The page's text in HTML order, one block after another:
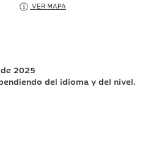
VER MAPA
2025
del idioma y del nivel.